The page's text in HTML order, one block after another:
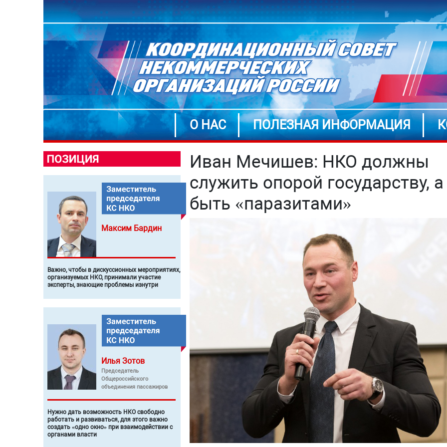
О НАС ПОЛЕЗНАЯ ИНФОРМАЦИЯ
Максим Бардин
Важно, чтобы в дискуссионных мероприятиях,
организуемых НКО, принимали участие
эксперты, знающие проблемы изнутри
Илья Зотов
Председатель
Общероссийского
объединения пассажиров
Нужно дать возможность НКО свободно
работать и развиваться, для этого важно
создать «одно окно» при взаимодействии с
органами власти
Иван Мечишев: НКО должны
служить опорой государству,
быть «паразитами»